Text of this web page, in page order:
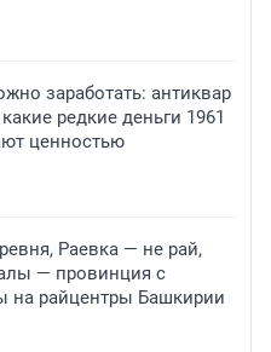
заработать: антиквар
редкие деньги 1961
ценностью
Раевка — не рай,
— провинция с
на райцентры Башкирии